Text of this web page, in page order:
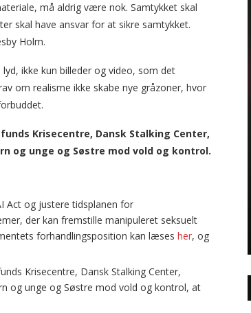
må aldrig være nok. Samtykket skal
skal have ansvar for at sikre samtykket.
Holm.
ikke kun billeder og video, som det
om realisme ikke skabe nye gråzoner, hvor
Krisecentre, Dansk Stalking Center,
og unge og Søstre mod vold og kontrol.
Act og justere tidsplanen for
der kan fremstille manipuleret seksuelt
forhandlingsposition kan læses her, og
Krisecentre, Dansk Stalking Center,
og unge og Søstre mod vold og kontrol, at